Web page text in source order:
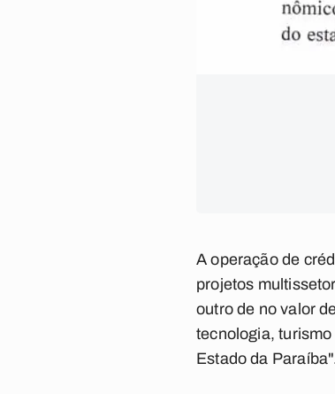
A operação de
projetos
outro de no valor
tecnologia,
Estado da